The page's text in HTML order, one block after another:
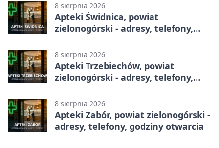
8 sierpnia 2026
Apteki Świdnica, powiat
zielonogórski - adresy, telefony,
8 sierpnia 2026
Apteki Trzebiechów, powiat
zielonogórski - adresy, telefony,
8 sierpnia 2026
Apteki Zabór, powiat zielonogórski -
adresy, telefony, godziny otwarcia